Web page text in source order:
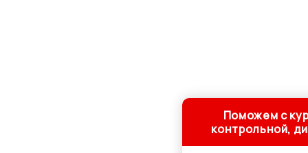
Поможем с
контрольной,